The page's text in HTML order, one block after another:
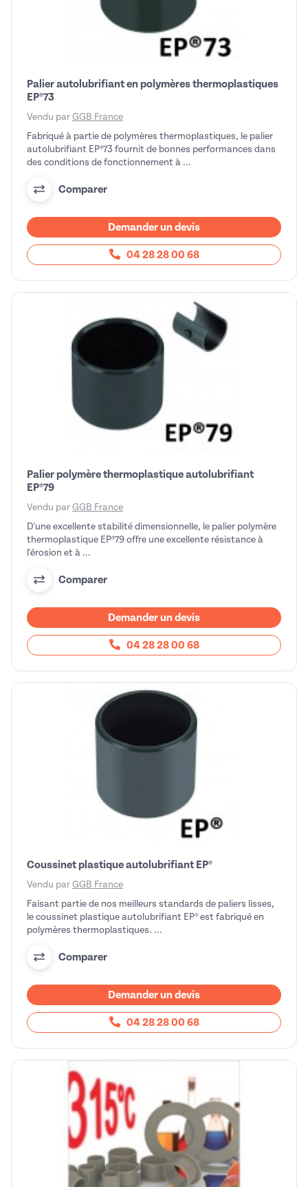
Palier autolubrifiant en polymères thermoplastiques
EP®73
Vendu par GGB France
Fabriqué à partie de polymères thermoplastiques, le palier
autolubrifiant EP®73 fournit de bonnes performances dans
des conditions de fonctionnement à ...
Comparer
Demander un devis
04 28 28 00 68
Palier polymère thermoplastique autolubrifiant
EP®79
Vendu par GGB France
D'une excellente stabilité dimensionnelle, le palier polymère
thermoplastique EP®79 offre une excellente résistance à
l'érosion et à ...
Comparer
Demander un devis
04 28 28 00 68
Coussinet plastique autolubrifiant EP®
Vendu par GGB France
Faisant partie de nos meilleurs standards de paliers lisses,
le coussinet plastique autolubrifiant EP® est fabriqué en
polymères thermoplastiques. ...
Comparer
Demander un devis
04 28 28 00 68